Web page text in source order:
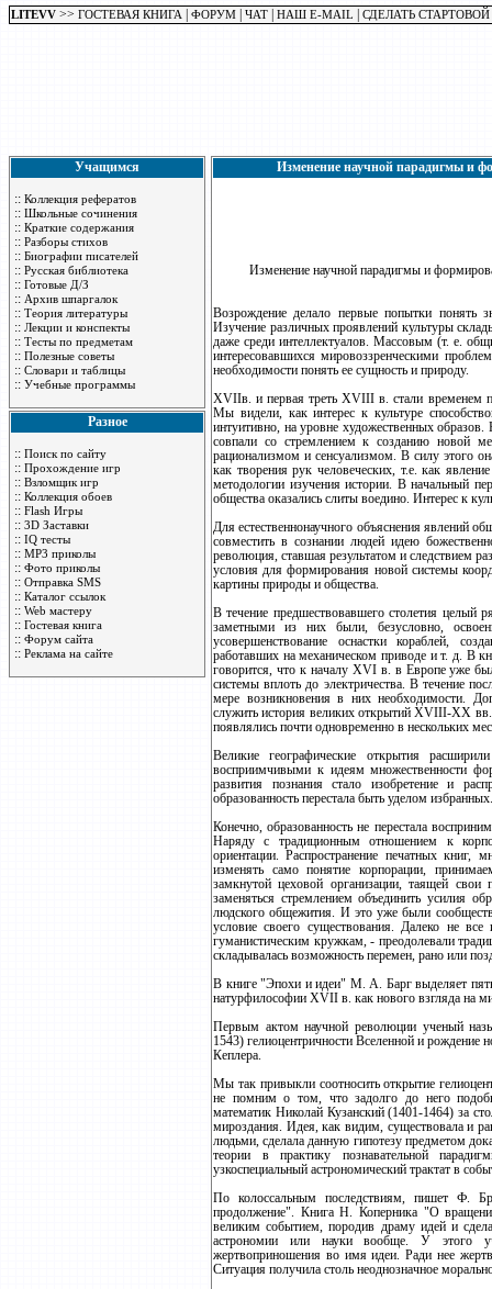
LITEVV >> ГОСТЕВАЯ КНИГА ФОРУМ ЧАТ НАШ E-MAIL СДЕЛАТЬ СТАРТОВОЙ
Учащимся
:: Коллекция рефератов
:: Школьные сочинения
:: Краткие содержания
:: Разборы стихов
:: Биографии писателей
:: Русская библиотека
:: Готовые Д/З
:: Архив шпаргалок
:: Теория литературы
:: Лекции и конспекты
:: Тесты по предметам
:: Полезные советы
:: Словари и таблицы
:: Учебные программы
Разное
:: Поиск по сайту
:: Прохождение игр
:: Взломщик игр
:: Коллекция обоев
:: Flash Игры
:: 3D Заставки
:: IQ тесты
:: MP3 приколы
:: Фото приколы
:: Отправка SMS
:: Каталог ссылок
:: Web мастеру
:: Гостевая книга
:: Форум сайта
:: Реклама на сайте
Изменение научной парадигмы и
Изменение научной парадигмы и
Возрождение делало первые попытки понять
Изучение различных проявлений культуры
даже среди интеллектуалов. Массовым (т. е.
интересовавшихся мировоззренческими
необходимости понять ее сущность и природу.
ХVIIв. и первая треть ХVIII в. стали временем
Мы видели, как интерес к культуре
интуитивно, на уровне художественных
совпали со стремлением к созданию новой
рационализмом и сенсуализмом. В силу этого
как творения рук человеческих, т.е. как
методологии изучения истории. В начальный
общества оказались слиты воедино. Интерес к
Для естественнонаучного объяснения явлений
совместить в сознании людей идею
революция, ставшая результатом и следствием
условия для формирования новой системы
картины природы и общества.
В течение предшествовавшего столетия целый
заметными из них были, безусловно,
усовершенствование оснастки кораблей,
работавших на механическом приводе и т. д. В
говорится, что к началу ХVI в. в Европе уже
системы вплоть до электричества. В течение
мере возникновения в них необходимости.
служить история великих открытий ХVIII-ХХ
появлялись почти одновременно в нескольких
Великие географические открытия
восприимчивыми к идеям множественности
развития познания стало изобретение и
образованность перестала быть уделом избранных.
Конечно, образованность не перестала
Наряду с традиционным отношением к
ориентации. Распространение печатных книг,
изменять само понятие корпорации,
замкнутой цеховой организации, таящей свои
заменяться стремлением объединить усилия
людского общежития. И это уже были
условие своего существования. Далеко не
гуманистическим кружкам, - преодолевали
складывалась возможность перемен, рано или
В книге "Эпохи и идеи" М. А. Барг выделяет
натурфилософии ХVII в. как нового взгляда на
Первым актом научной революции ученый
1543) гелиоцентричности Вселенной и рождение
Кеплера.
Мы так привыкли соотносить открытие
не помним о том, что задолго до него
математик Николай Кузанский (1401-1464) за
мироздания. Идея, как видим, существовала и
людьми, сделала данную гипотезу предметом
теории в практику познавательной
узкоспециальный астрономический трактат в
По колоссальным последствиям, пишет Ф.
продолжение". Книга Н. Коперника "О
великим событием, породив драму идей и
астрономии или науки вообще. У этого
жертвоприношения во имя идеи. Ради нее
Ситуация получила столь неоднозначное